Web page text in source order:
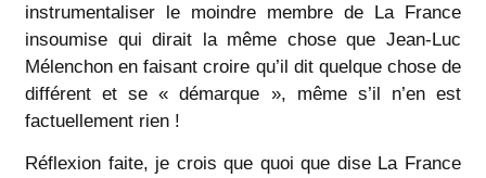
instrumentaliser le moindre membre de La France
insoumise qui dirait la même chose que Jean-Luc
Mélenchon en faisant croire qu’il dit quelque chose de
différent et se « démarque », même s’il n’en est
factuellement rien !
Réflexion faite, je crois que quoi que dise La France